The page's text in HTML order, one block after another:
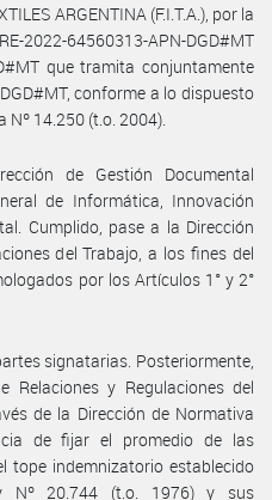
ARGENTINA (F.I.T.A.), por la
2022-64560313-APN-DGD#MT
que tramita conjuntamente
conforme a lo dispuesto
Nº 14.250 (t.o. 2004).
de Gestión Documental
de Informática, Innovación
Cumplido, pase a la Dirección
del Trabajo, a los fines del
por los Artículos 1° y 2°
signatarias. Posteriormente,
Relaciones y Regulaciones del
de la Dirección de Normativa
de fijar el promedio de las
tope indemnizatorio establecido
20.744 (t.o. 1976) y sus